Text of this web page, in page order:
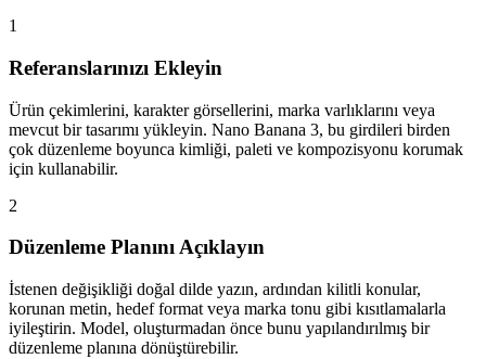
1
Referanslarınızı Ekleyin
Ürün çekimlerini, karakter görsellerini, marka varlıklarını veya
mevcut bir tasarımı yükleyin. Nano Banana 3, bu girdileri birden
çok düzenleme boyunca kimliği, paleti ve kompozisyonu korumak
için kullanabilir.
2
Düzenleme Planını Açıklayın
İstenen değişikliği doğal dilde yazın, ardından kilitli konular,
korunan metin, hedef format veya marka tonu gibi kısıtlamalarla
iyileştirin. Model, oluşturmadan önce bunu yapılandırılmış bir
düzenleme planına dönüştürebilir.